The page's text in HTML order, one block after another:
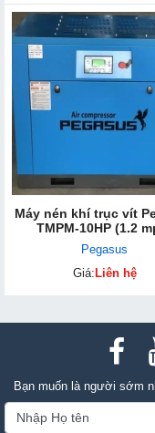
Máy nén khí trục vít
TMPM-10HP (1.2
Pegasus
Giá: Liên hệ
Bạn muốn là người sớm